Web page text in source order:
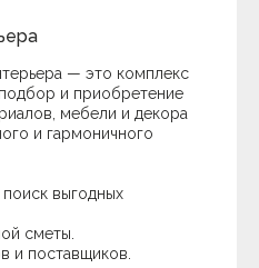
— это комплекс
и приобретение
мебели и декора
и гармоничного
выгодных
сметы.
и поставщиков.
+78003012694
Telegram